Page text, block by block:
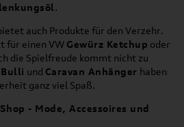
.
auch Produkte für den Verzehr.
für einen VW Gewürz Ketchup oder
die Spielfreude kommt nicht zu
Bulli und Caravan Anhänger haben
ganz viel Spaß.
- Mode, Accessoires und